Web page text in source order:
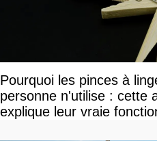
Pourquoi les pinces à
personne n'utilise : cette
explique leur vraie